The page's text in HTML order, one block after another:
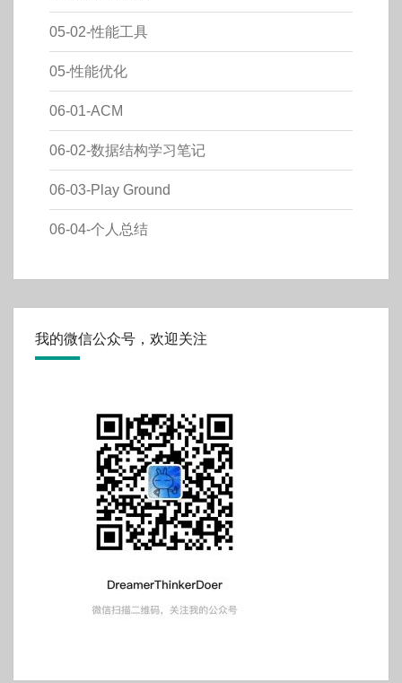
05-02-性能工具
05-性能优化
06-01-ACM
06-02-数据结构学习笔记
06-03-Play Ground
06-04-个人总结
我的微信公众号，欢迎关注